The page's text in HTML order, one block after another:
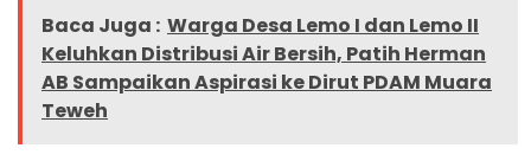
Baca Juga : Warga Desa Lemo I dan Lemo II
Keluhkan Distribusi Air Bersih, Patih Herman
AB Sampaikan Aspirasi ke Dirut PDAM Muara
Teweh